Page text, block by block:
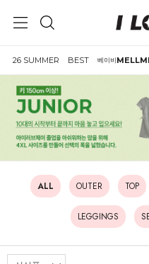
26 SUMMER BEST 베이비
ALL OUTER TOP
LEGGINGS